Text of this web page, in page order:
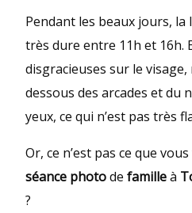
Pendant les beaux jours,
très dure entre 11h et 16h.
disgracieuses sur le
dessous des arcades et du
yeux, ce qui n’est pas très
Or, ce n’est pas ce que
séance photode familleà
?